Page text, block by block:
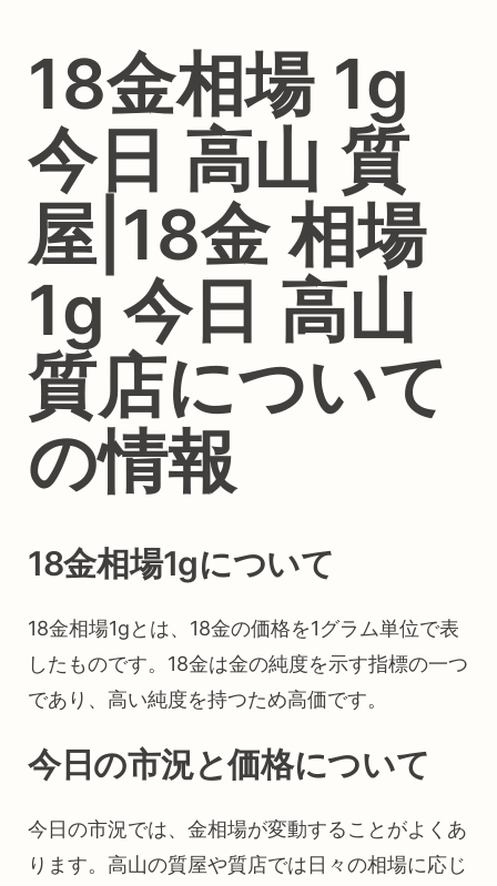
18金相場 1g
今日 高山 質
屋|18金 相場
1g 今日 高山
質店について
の情報
18金相場1gについて
18金相場1gとは、18金の価格を1グラム単位で表
したものです。18金は金の純度を示す指標の一つ
であり、高い純度を持つため高価です。
今日の市況と価格について
今日の市況では、金相場が変動することがよくあ
ります。高山の質屋や質店では日々の相場に応じ